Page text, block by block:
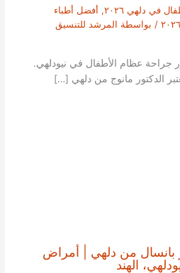
في دلهي ٢٠٢٦ , أفضل أطباء
/ بواسطة المرشد للتنسيق
جراحة عظام الأطفال في نيودلهي.
بانسال من دلهي | أمراض
الهند